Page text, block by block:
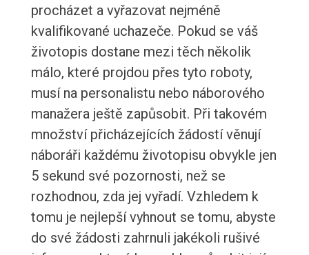
procházet a vyřazovat nejméně
kvalifikované uchazeče. Pokud se váš
životopis dostane mezi těch několik
málo, které projdou přes tyto roboty,
musí na personalistu nebo náborového
manažera ještě zapůsobit. Při takovém
množství přicházejících žádostí věnují
náboráři každému životopisu obvykle jen
5 sekund své pozornosti, než se
rozhodnou, zda jej vyřadí. Vzhledem k
tomu je nejlepší vyhnout se tomu, abyste
do své žádosti zahrnuli jakékoli rušivé